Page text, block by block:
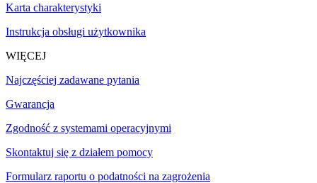
Karta charakterystyki
Instrukcja obsługi użytkownika
WIĘCEJ
Najczęściej zadawane pytania
Gwarancja
Zgodność z systemami operacyjnymi
Skontaktuj się z działem pomocy
Formularz raportu o podatności na zagrożenia